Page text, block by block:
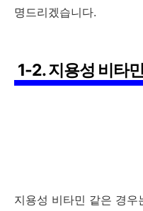
명드리겠습니다.
1-2. 지용성 비타민
지용성 비타민 같은 경